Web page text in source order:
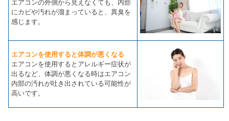
エアコンの外側から見えなくても、内部
にカビや汚れが溜まっていると、異臭を
感じます。
エアコンを使用すると体調が悪くなる
エアコンを使用するとアレルギー症状が
出るなど、体調が悪くなる時はエアコン
内部の汚れが吐き出されている可能性が
高いです。